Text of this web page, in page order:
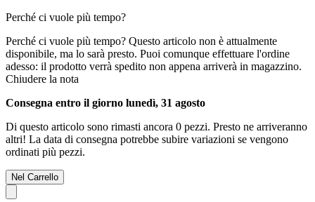
Perché ci vuole più tempo?
Perché ci vuole più tempo? Questo articolo non è attualmente
disponibile, ma lo sarà presto. Puoi comunque effettuare l'ordine
adesso: il prodotto verrà spedito non appena arriverà in magazzino.
Chiudere la nota
Consegna entro il giorno lunedì, 31 agosto
Di questo articolo sono rimasti ancora 0 pezzi. Presto ne arriveranno
altri! La data di consegna potrebbe subire variazioni se vengono
ordinati più pezzi.
Nel Carrello